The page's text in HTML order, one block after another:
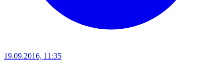
19.09.2016, 11:35